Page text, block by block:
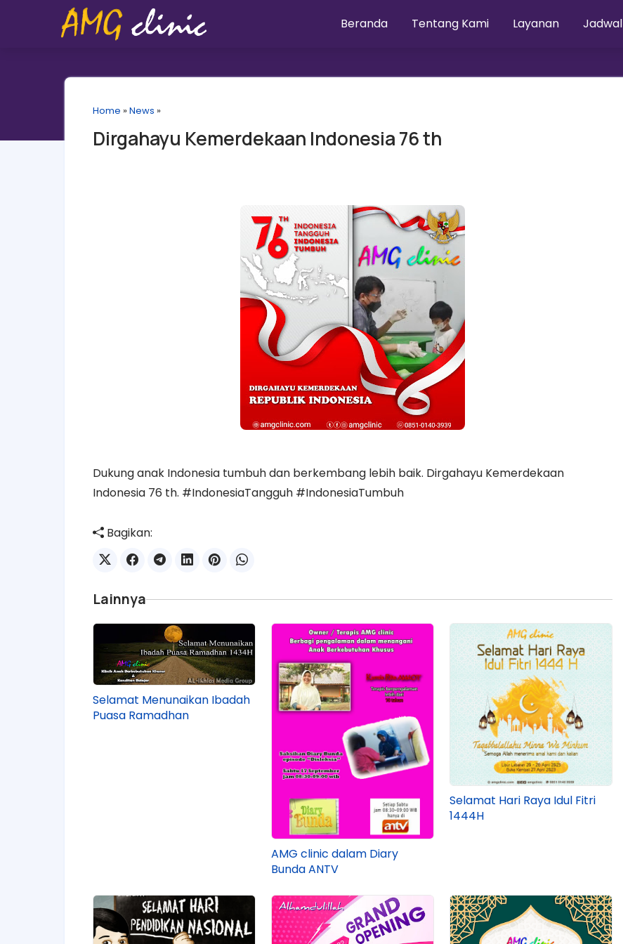
Beranda Tentang Kami Layanan Jadwal
Home »News »
Dirgahayu Kemerdekaan Indonesia 76 th
Dukung anak Indonesia tumbuh dan berkembang lebih baik. Dirgahayu Kemerdekaan
Indonesia 76 th. #IndonesiaTangguh #IndonesiaTumbuh
Bagikan:
Lainnya
Selamat Menunaikan Ibadah
Puasa Ramadhan
AMG clinic dalam Diary
Bunda ANTV
Selamat Hari Raya Idul Fitri
1444H